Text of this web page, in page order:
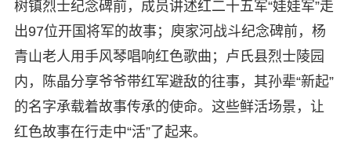
树镇烈士纪念碑前，成员讲述红二十五军“娃娃军”走
出97位开国将军的故事；庾家河战斗纪念碑前，杨
青山老人用手风琴唱响红色歌曲；卢氏县烈士陵园
内，陈晶分享爷爷带红军避敌的往事，其孙辈“新起”
的名字承载着故事传承的使命。这些鲜活场景，让
红色故事在行走中“活”了起来。